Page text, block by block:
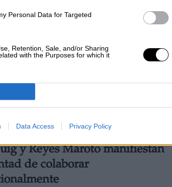
Personal Data for Targeted
Retention, Sale, and/or Sharing
with the Purposes for which it
Data Access Privacy Policy
en la Comunidad de
y Reyes Maroto manifiestan
de colaborar